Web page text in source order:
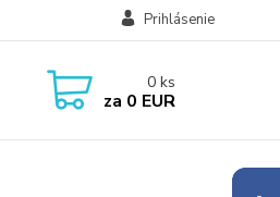
Prihlásenie
0 ks
za 0 EUR